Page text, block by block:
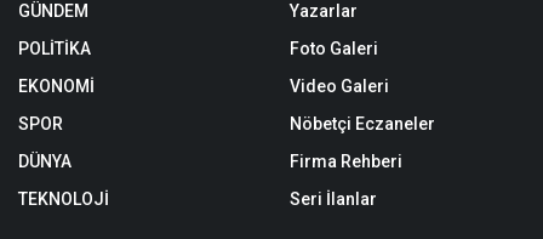
GÜNDEM
POLİTİKA
EKONOMİ
SPOR
DÜNYA
TEKNOLOJİ
Yazarlar
Foto Galeri
Video Galeri
Nöbetçi Eczaneler
Firma Rehberi
Seri İlanlar